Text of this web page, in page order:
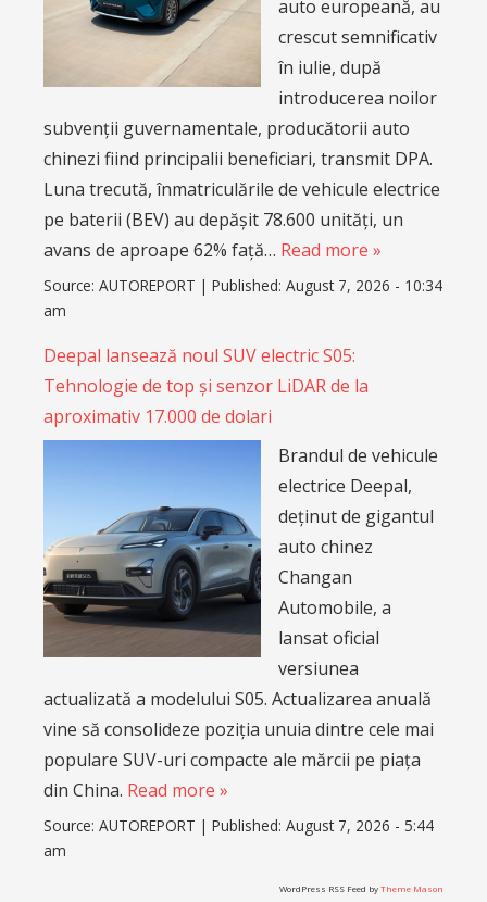
auto europeană, au
crescut semnificativ
în iulie, după
introducerea noilor
subvenții guvernamentale, producătorii auto
chinezi fiind principalii beneficiari, transmit DPA.
Luna trecută, înmatriculările de vehicule electrice
pe baterii (BEV) au depășit 78.600 unități, un
avans de aproape 62% față… Read more »
Source: AUTOREPORT | Published: August 7, 2026 - 10:34
am
Deepal lansează noul SUV electric S05:
Tehnologie de top și senzor LiDAR de la
aproximativ 17.000 de dolari
Brandul de vehicule
electrice Deepal,
deținut de gigantul
auto chinez
Changan
Automobile, a
lansat oficial
versiunea
actualizată a modelului S05. Actualizarea anuală
vine să consolideze poziția unuia dintre cele mai
populare SUV-uri compacte ale mărcii pe piața
din China. Read more »
Source: AUTOREPORT | Published: August 7, 2026 - 5:44
am
WordPress RSS Feed byTheme Mason